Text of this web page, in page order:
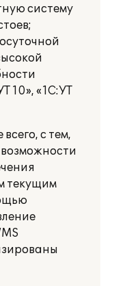
систему
10», «1С:УТ
с тем,
текущим